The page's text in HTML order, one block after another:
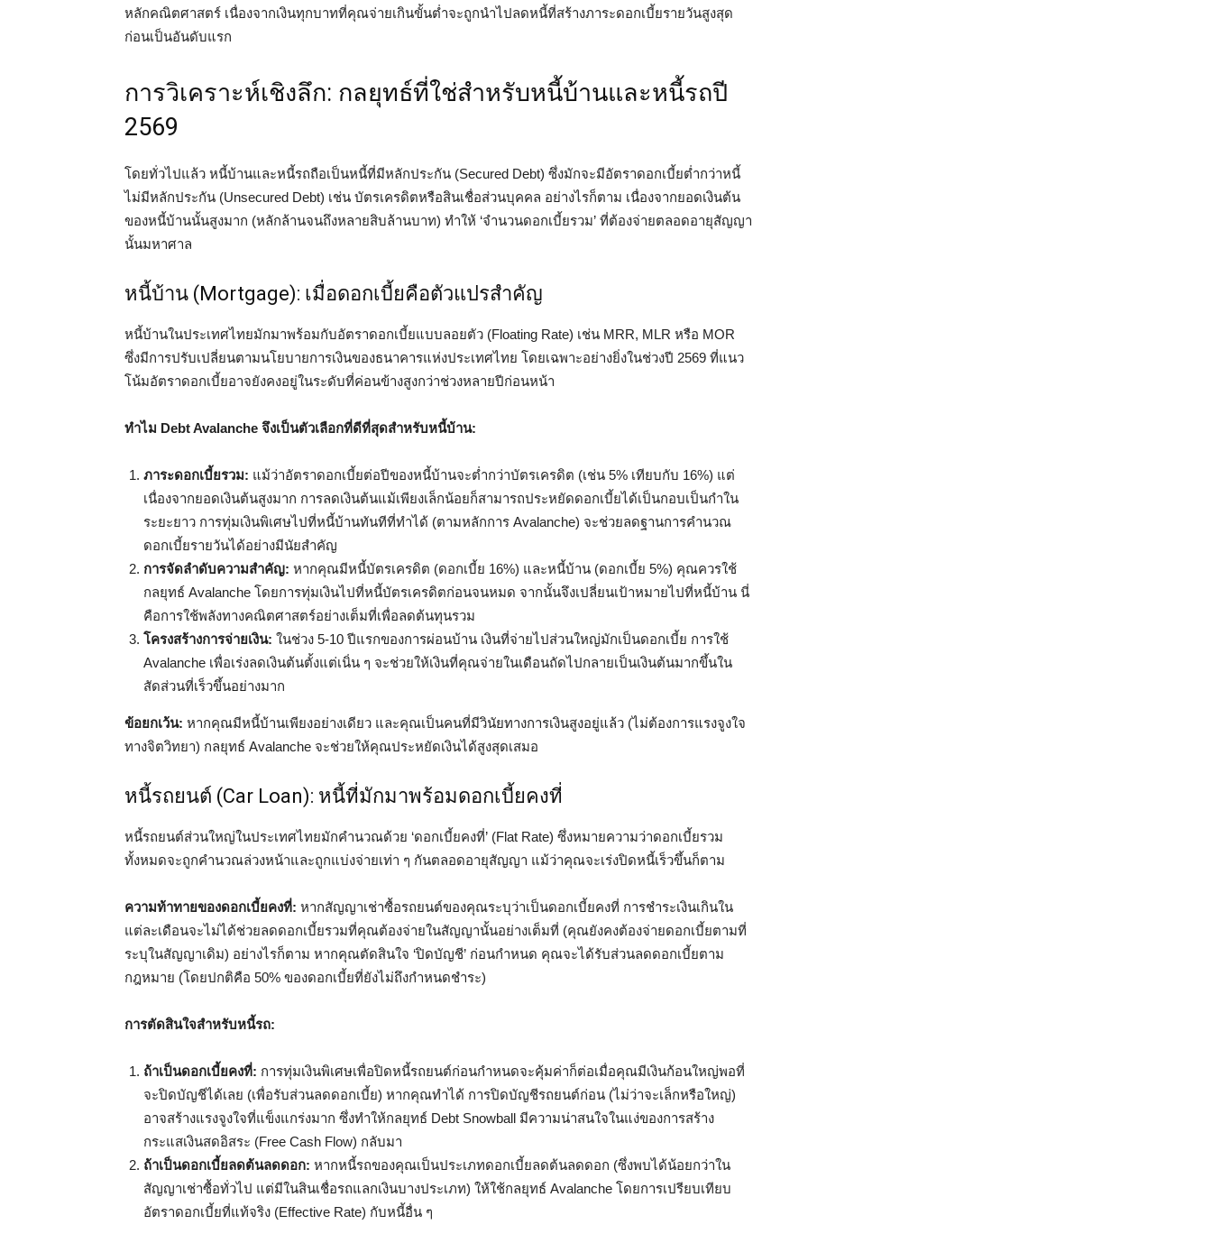
หลักคณิตศาสตร์ เนื่องจากเงินทุกบาทที่คุณจ่ายเกินขั้นต่ำจะถูกนำไปลดหนี้ที่สร้างภาระดอกเบี้ยรายวันสูงสุด
ก่อนเป็นอันดับแรก
การวิเคราะห์เชิงลึก: กลยุทธ์ที่ใช่สำหรับหนี้บ้านและหนี้รถปี
2569
โดยทั่วไปแล้ว หนี้บ้านและหนี้รถถือเป็นหนี้ที่มีหลักประกัน (Secured Debt) ซึ่งมักจะมีอัตราดอกเบี้ยต่ำกว่าหนี้
ไม่มีหลักประกัน (Unsecured Debt) เช่น บัตรเครดิตหรือสินเชื่อส่วนบุคคล อย่างไรก็ตาม เนื่องจากยอดเงินต้น
ของหนี้บ้านนั้นสูงมาก (หลักล้านจนถึงหลายสิบล้านบาท) ทำให้ ‘จำนวนดอกเบี้ยรวม’ ที่ต้องจ่ายตลอดอายุสัญญา
นั้นมหาศาล
หนี้บ้าน (Mortgage): เมื่อดอกเบี้ยคือตัวแปรสำคัญ
หนี้บ้านในประเทศไทยมักมาพร้อมกับอัตราดอกเบี้ยแบบลอยตัว (Floating Rate) เช่น MRR, MLR หรือ MOR
ซึ่งมีการปรับเปลี่ยนตามนโยบายการเงินของธนาคารแห่งประเทศไทย โดยเฉพาะอย่างยิ่งในช่วงปี 2569 ที่แนว
โน้มอัตราดอกเบี้ยอาจยังคงอยู่ในระดับที่ค่อนข้างสูงกว่าช่วงหลายปีก่อนหน้า
ทำไม Debt Avalanche จึงเป็นตัวเลือกที่ดีที่สุดสำหรับหนี้บ้าน:
ภาระดอกเบี้ยรวม: แม้ว่าอัตราดอกเบี้ยต่อปีของหนี้บ้านจะต่ำกว่าบัตรเครดิต (เช่น 5% เทียบกับ 16%) แต่
เนื่องจากยอดเงินต้นสูงมาก การลดเงินต้นแม้เพียงเล็กน้อยก็สามารถประหยัดดอกเบี้ยได้เป็นกอบเป็นกำใน
ระยะยาว การทุ่มเงินพิเศษไปที่หนี้บ้านทันทีที่ทำได้ (ตามหลักการ Avalanche) จะช่วยลดฐานการคำนวณ
ดอกเบี้ยรายวันได้อย่างมีนัยสำคัญ
การจัดลำดับความสำคัญ: หากคุณมีหนี้บัตรเครดิต (ดอกเบี้ย 16%) และหนี้บ้าน (ดอกเบี้ย 5%) คุณควรใช้
กลยุทธ์ Avalanche โดยการทุ่มเงินไปที่หนี้บัตรเครดิตก่อนจนหมด จากนั้นจึงเปลี่ยนเป้าหมายไปที่หนี้บ้าน นี่
คือการใช้พลังทางคณิตศาสตร์อย่างเต็มที่เพื่อลดต้นทุนรวม
โครงสร้างการจ่ายเงิน: ในช่วง 5-10 ปีแรกของการผ่อนบ้าน เงินที่จ่ายไปส่วนใหญ่มักเป็นดอกเบี้ย การใช้
Avalanche เพื่อเร่งลดเงินต้นตั้งแต่เนิ่น ๆ จะช่วยให้เงินที่คุณจ่ายในเดือนถัดไปกลายเป็นเงินต้นมากขึ้นใน
สัดส่วนที่เร็วขึ้นอย่างมาก
ข้อยกเว้น: หากคุณมีหนี้บ้านเพียงอย่างเดียว และคุณเป็นคนที่มีวินัยทางการเงินสูงอยู่แล้ว (ไม่ต้องการแรงจูงใจ
ทางจิตวิทยา) กลยุทธ์ Avalanche จะช่วยให้คุณประหยัดเงินได้สูงสุดเสมอ
หนี้รถยนต์ (Car Loan): หนี้ที่มักมาพร้อมดอกเบี้ยคงที่
หนี้รถยนต์ส่วนใหญ่ในประเทศไทยมักคำนวณด้วย ‘ดอกเบี้ยคงที่’ (Flat Rate) ซึ่งหมายความว่าดอกเบี้ยรวม
ทั้งหมดจะถูกคำนวณล่วงหน้าและถูกแบ่งจ่ายเท่า ๆ กันตลอดอายุสัญญา แม้ว่าคุณจะเร่งปิดหนี้เร็วขึ้นก็ตาม
ความท้าทายของดอกเบี้ยคงที่: หากสัญญาเช่าซื้อรถยนต์ของคุณระบุว่าเป็นดอกเบี้ยคงที่ การชำระเงินเกินใน
แต่ละเดือนจะไม่ได้ช่วยลดดอกเบี้ยรวมที่คุณต้องจ่ายในสัญญานั้นอย่างเต็มที่ (คุณยังคงต้องจ่ายดอกเบี้ยตามที่
ระบุในสัญญาเดิม) อย่างไรก็ตาม หากคุณตัดสินใจ ‘ปิดบัญชี’ ก่อนกำหนด คุณจะได้รับส่วนลดดอกเบี้ยตาม
กฎหมาย (โดยปกติคือ 50% ของดอกเบี้ยที่ยังไม่ถึงกำหนดชำระ)
การตัดสินใจสำหรับหนี้รถ:
ถ้าเป็นดอกเบี้ยคงที่: การทุ่มเงินพิเศษเพื่อปิดหนี้รถยนต์ก่อนกำหนดจะคุ้มค่าก็ต่อเมื่อคุณมีเงินก้อนใหญ่พอที่
จะปิดบัญชีได้เลย (เพื่อรับส่วนลดดอกเบี้ย) หากคุณทำได้ การปิดบัญชีรถยนต์ก่อน (ไม่ว่าจะเล็กหรือใหญ่)
อาจสร้างแรงจูงใจที่แข็งแกร่งมาก ซึ่งทำให้กลยุทธ์ Debt Snowball มีความน่าสนใจในแง่ของการสร้าง
กระแสเงินสดอิสระ (Free Cash Flow) กลับมา
ถ้าเป็นดอกเบี้ยลดต้นลดดอก: หากหนี้รถของคุณเป็นประเภทดอกเบี้ยลดต้นลดดอก (ซึ่งพบได้น้อยกว่าใน
สัญญาเช่าซื้อทั่วไป แต่มีในสินเชื่อรถแลกเงินบางประเภท) ให้ใช้กลยุทธ์ Avalanche โดยการเปรียบเทียบ
อัตราดอกเบี้ยที่แท้จริง (Effective Rate) กับหนี้อื่น ๆ